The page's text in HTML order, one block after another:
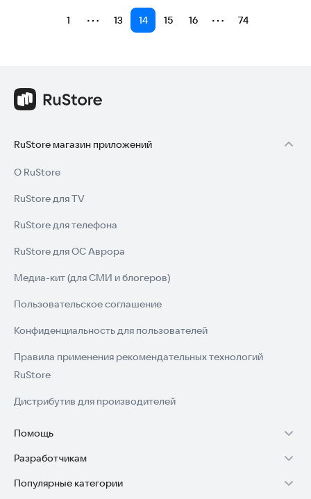
1 ⋯ 13 14 15 16 ⋯ 74
RuStore магазин приложений
О RuStore
RuStore для TV
RuStore для телефона
RuStore для ОС Аврора
Медиа-кит (для СМИ и блогеров)
Пользовательское соглашение
Конфиденциальность для пользователей
Правила применения рекомендательных технологий
RuStore
Дистрибутив для производителей
Помощь
Установка RuStore на TV
Установка RuStore на телефон
Разработчикам
Зарабатывать с RuStore
Популярные категории